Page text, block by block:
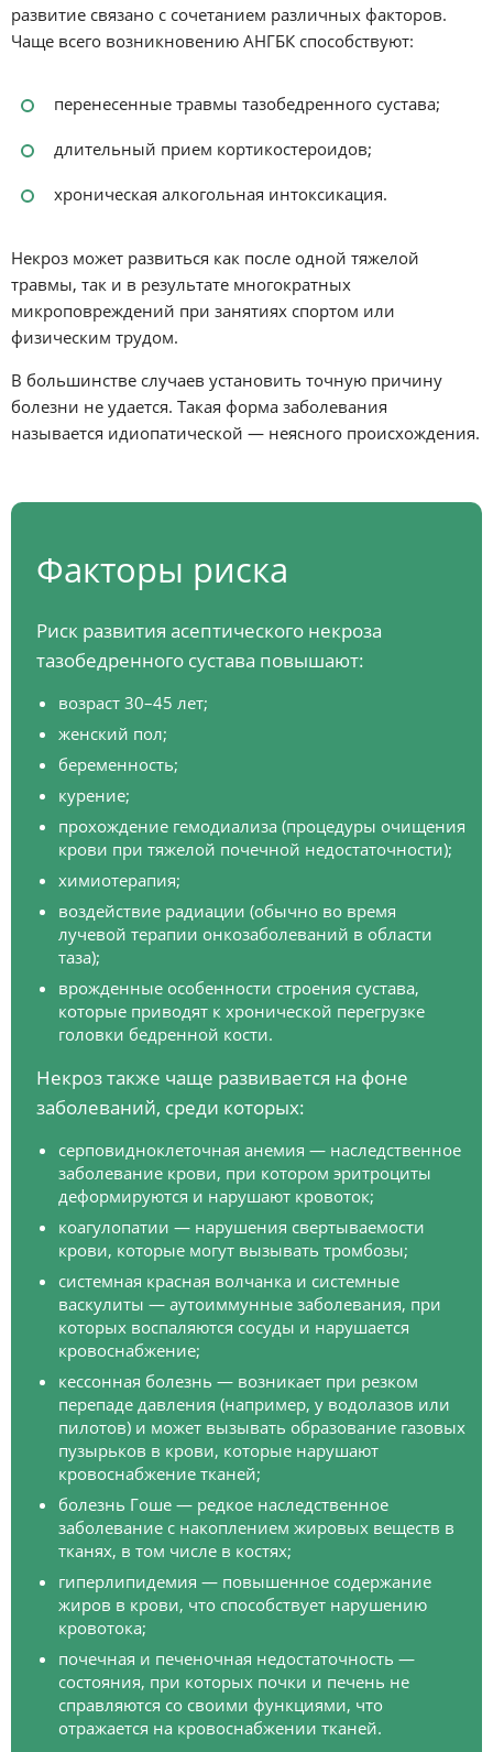
развитие связано с сочетанием различных факторов.
Чаще всего возникновению АНГБК способствуют:
перенесенные травмы тазобедренного сустава;
длительный прием кортикостероидов;
хроническая алкогольная интоксикация.
Некроз может развиться как после одной тяжелой
травмы, так и в результате многократных
микроповреждений при занятиях спортом или
физическим трудом.
В большинстве случаев установить точную причину
болезни не удается. Такая форма заболевания
называется идиопатической — неясного происхождения.
Факторы риска
Риск развития асептического некроза
тазобедренного сустава повышают:
возраст 30–45 лет;
женский пол;
беременность;
курение;
прохождение гемодиализа (процедуры очищения
крови при тяжелой почечной недостаточности);
химиотерапия;
воздействие радиации (обычно во время
лучевой терапии онкозаболеваний в области
таза);
врожденные особенности строения сустава,
которые приводят к хронической перегрузке
головки бедренной кости.
Некроз также чаще развивается на фоне
заболеваний, среди которых:
серповидноклеточная анемия — наследственное
заболевание крови, при котором эритроциты
деформируются и нарушают кровоток;
коагулопатии — нарушения свертываемости
крови, которые могут вызывать тромбозы;
системная красная волчанка и системные
васкулиты — аутоиммунные заболевания, при
которых воспаляются сосуды и нарушается
кровоснабжение;
кессонная болезнь — возникает при резком
перепаде давления (например, у водолазов или
пилотов) и может вызывать образование газовых
пузырьков в крови, которые нарушают
кровоснабжение тканей;
болезнь Гоше — редкое наследственное
заболевание с накоплением жировых веществ в
тканях, в том числе в костях;
гиперлипидемия — повышенное содержание
жиров в крови, что способствует нарушению
кровотока;
почечная и печеночная недостаточность —
состояния, при которых почки и печень не
справляются со своими функциями, что
отражается на кровоснабжении тканей.